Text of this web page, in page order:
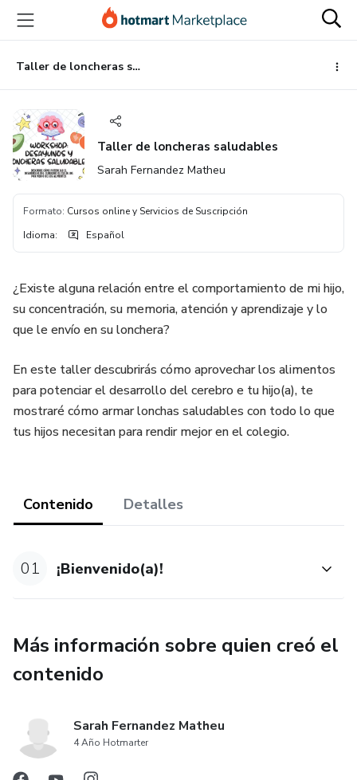
principal
página
de
página
Taller de loncheras saludables
Taller de loncheras saludables
Sarah Fernandez Matheu
Formato: Cursos online y Servicios de Suscripción
Idioma: Español
¿Existe alguna relación entre el comportamiento de mi hijo,
su concentración, su memoria, atención y aprendizaje y lo
que le envío en su lonchera?
En este taller descubrirás cómo aprovechar los alimentos
para potenciar el desarrollo del cerebro e tu hijo(a), te
mostraré cómo armar lonchas saludables con todo lo que
tus hijos necesitan para rendir mejor en el colegio.
Contenido Detalles
01 ¡Bienvenido(a)!
Más información sobre quien creó el
contenido
Sarah Fernandez Matheu
4 Año Hotmarter